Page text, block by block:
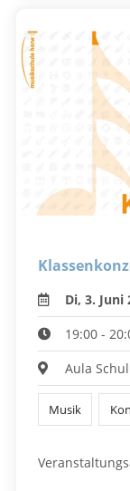
Di, 3. Juni
19:00 -
Aula
Musik